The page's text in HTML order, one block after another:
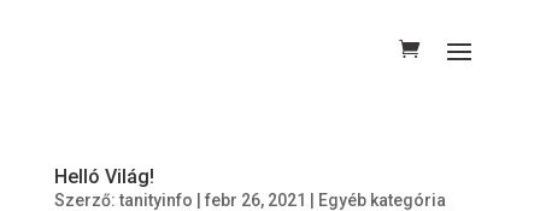
Helló Világ!
Szerző:tanityinfo febr 26, 2021 Egyéb kategória